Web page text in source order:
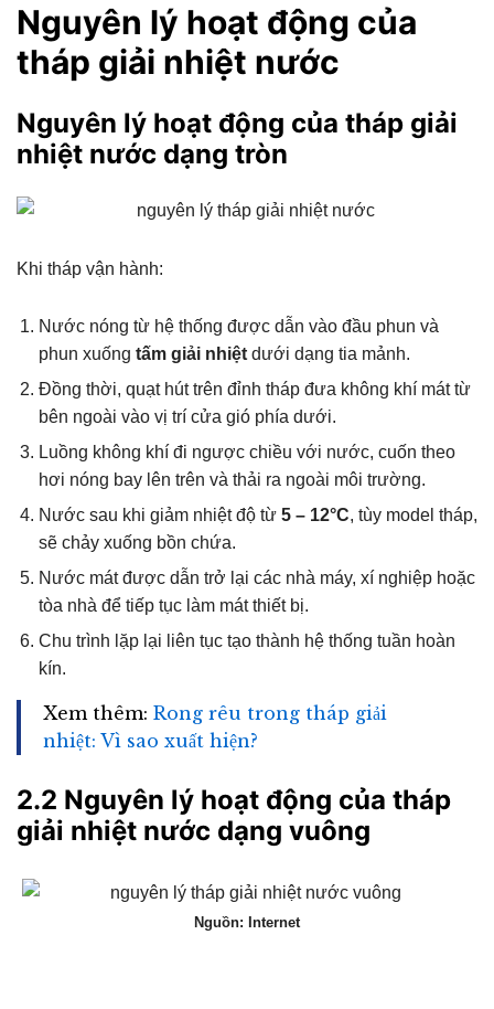
Nguyên lý hoạt động của
tháp giải nhiệt nước
Nguyên lý hoạt động của tháp giải
nhiệt nước dạng tròn
Khi tháp vận hành:
Nước nóng từ hệ thống được dẫn vào đầu phun và
phun xuống tấm giải nhiệt dưới dạng tia mảnh.
Đồng thời, quạt hút trên đỉnh tháp đưa không khí mát từ
bên ngoài vào vị trí cửa gió phía dưới.
Luồng không khí đi ngược chiều với nước, cuốn theo
hơi nóng bay lên trên và thải ra ngoài môi trường.
Nước sau khi giảm nhiệt độ từ 5 – 12°C, tùy model tháp,
sẽ chảy xuống bồn chứa.
Nước mát được dẫn trở lại các nhà máy, xí nghiệp hoặc
tòa nhà để tiếp tục làm mát thiết bị.
Chu trình lặp lại liên tục tạo thành hệ thống tuần hoàn
kín.
Xem thêm: Rong rêu trong tháp giải
nhiệt: Vì sao xuất hiện?
2.2 Nguyên lý hoạt động của tháp
giải nhiệt nước dạng vuông
Nguồn: Internet